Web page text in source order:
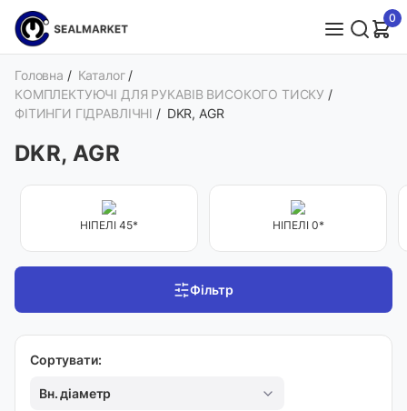
0
Головна / Каталог /
КОМПЛЕКТУЮЧІ ДЛЯ РУКАВІВ ВИСОКОГО ТИСКУ /
ФІТИНГИ ГІДРАВЛІЧНІ / DKR, AGR
DKR, AGR
НІПЕЛІ 45* НІПЕЛІ 0*
Фільтр
Сортувати:
Вн. діаметр